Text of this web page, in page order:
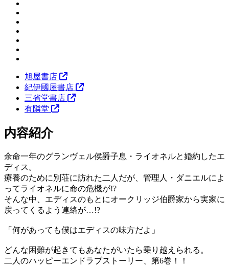
旭屋書店
紀伊國屋書店
三省堂書店
有隣堂
内容紹介
余命一年のグランヴェル侯爵子息・ライオネルと婚約したエ
ディス。
療養のために別荘に訪れた二人だが、管理人・ダニエルによ
ってライオネルに命の危機が!?
そんな中、エディスのもとにオークリッジ伯爵家から実家に
戻ってくるよう連絡が…!?
「何があっても僕はエディスの味方だよ」
どんな困難が起きてもあなたがいたら乗り越えられる。
二人のハッピーエンドラブストーリー、第6巻！！